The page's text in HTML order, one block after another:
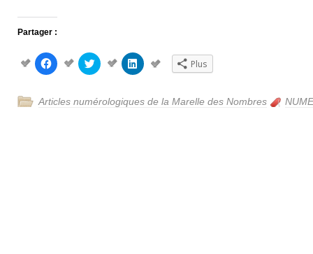
Partager :
Cliquez
pour
partager
dans
Cliquez
pour
partager
dans
Cliquez
pour
dans
Plus
Articles numérologiques de la Marelle des Nombres